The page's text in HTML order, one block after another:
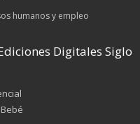
humanos y empleo
Digitales Siglo